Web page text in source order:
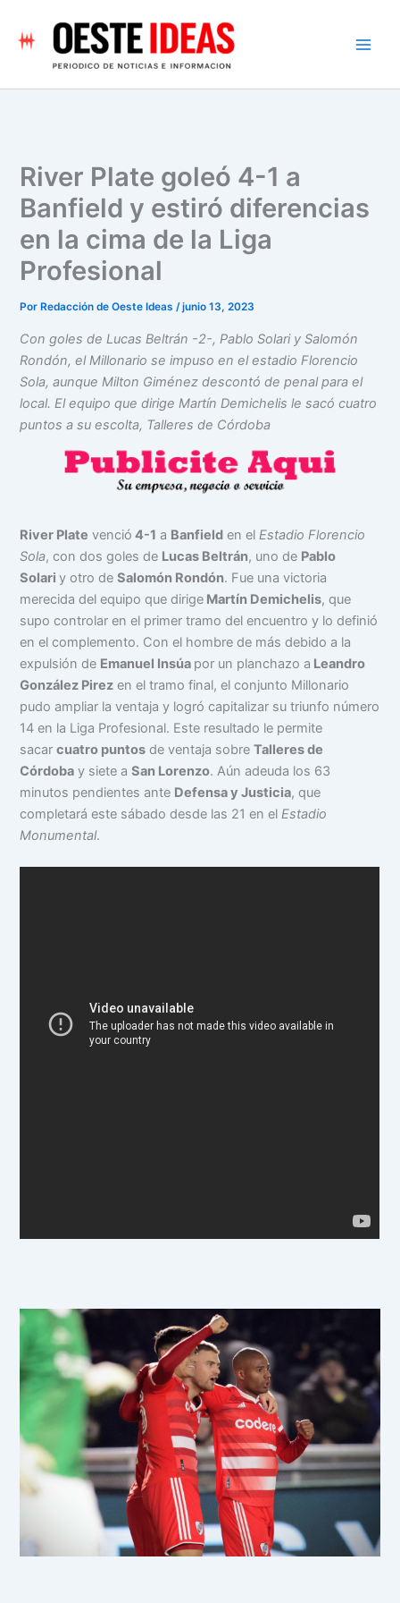
contenido
River Plate goleó 4-1 a
Banfield y estiró diferencias
en la cima de la Liga
Profesional
Por Redacción de Oeste Ideas/junio 13, 2023
Con goles de Lucas Beltrán -2-, Pablo Solari y Salomón
Rondón, el Millonario se impuso en el estadio Florencio
Sola, aunque Milton Giménez descontó de penal para el
local. El equipo que dirige Martín Demichelis le sacó cuatro
puntos a su escolta, Talleres de Córdoba
River Plate venció 4-1 a Banfield en elEstadio Florencio
Sola, con dos goles de Lucas Beltrán, uno de Pablo
Solariy otro deSalomón Rondón. Fue una victoria
merecida del equipo que dirige Martín Demichelis, que
supo controlar en el primer tramo del encuentro y lo definió
en el complemento. Con el hombre de más debido a la
expulsión de Emanuel Insúa por un planchazo a Leandro
González Pirez en el tramo final, el conjunto Millonario
pudo ampliar la ventaja y logró capitalizar su triunfo número
14 en la Liga Profesional. Este resultado le permite
sacarcuatro puntos de ventaja sobreTalleres de
Córdoba y siete aSan Lorenzo. Aún adeuda los 63
minutos pendientes ante Defensa y Justicia, que
completará este sábado desde las 21 en elEstadio
Monumental.